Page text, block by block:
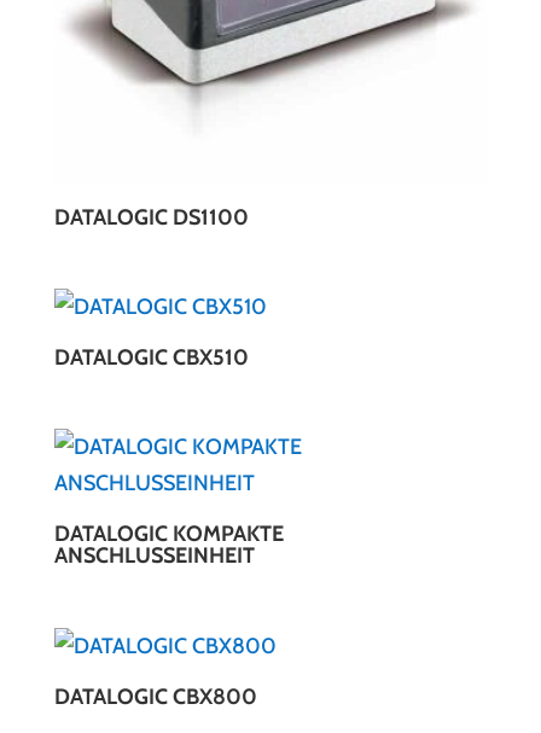
DATALOGIC DS1100
DATALOGIC CBX510
DATALOGIC KOMPAKTE
ANSCHLUSSEINHEIT
DATALOGIC CBX800